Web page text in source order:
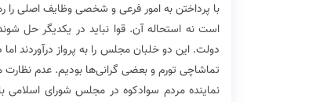
با پرداختن به امور فرعی و شخصی وظایف اصلی را
است نه استحاله آن. قوا نباید در یکدیگر حل
دولت. این دو خلبان مجلس را به پرواز درآوردند
تماشاچی تورم و بعضی گرانی‌ها بودیم. عدم
نماینده مردم سوادکوه در مجلس شورای